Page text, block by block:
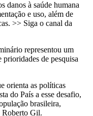
danos à saúde humana
e uso, além de
>> Siga o canal da
representou um
de pesquisa
orienta as políticas
do País a esse desafio,
brasileira,
Roberto Gil.